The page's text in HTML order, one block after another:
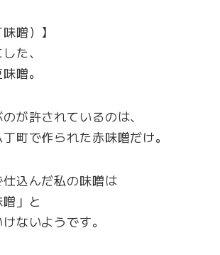
噌）】
た、
噌。
が許されているのは、
町で作られた赤味噌だけ。
込んだ私の味噌は
」と
ないようです。